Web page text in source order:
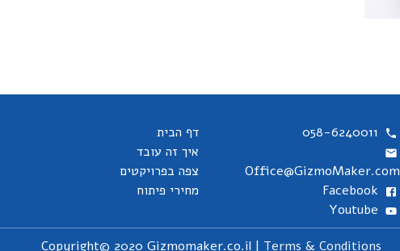
058-6240011
Office@GizmoMaker.com
Facebook
Youtube
דף הבית
איך זה עובד
צפה בפרויקטים
מחירי פיתוח
Copyright© 2020 Gizmomaker.co.il | Terms & Conditions